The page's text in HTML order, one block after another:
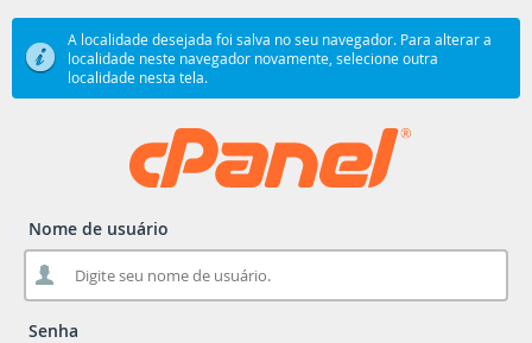
A localidade desejada foi salva no seu navegador. Para alterar a
localidade neste navegador novamente, selecione outra
localidade nesta tela.
Nome de usuário
Senha